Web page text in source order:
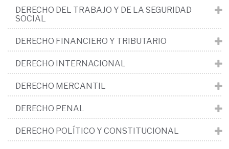
DERECHO DEL TRABAJO Y DE LA SEGURIDAD
SOCIAL
DERECHO FINANCIERO Y TRIBUTARIO
DERECHO INTERNACIONAL
DERECHO MERCANTIL
DERECHO PENAL
DERECHO POLÍTICO Y CONSTITUCIONAL